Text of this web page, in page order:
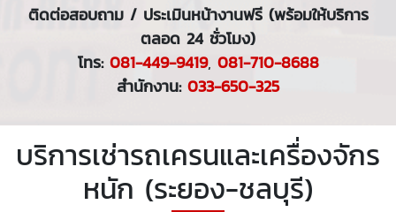
ติดต่อสอบถาม / ประเมินหน้างานฟรี (พร้อมให้บริการ
ตลอด 24 ชั่วโมง)
โทร: 081-449-9419, 081-710-8688
สำนักงาน: 033-650-325
บริการเช่ารถเครนและเครื่องจักร
หนัก (ระยอง-ชลบุรี)